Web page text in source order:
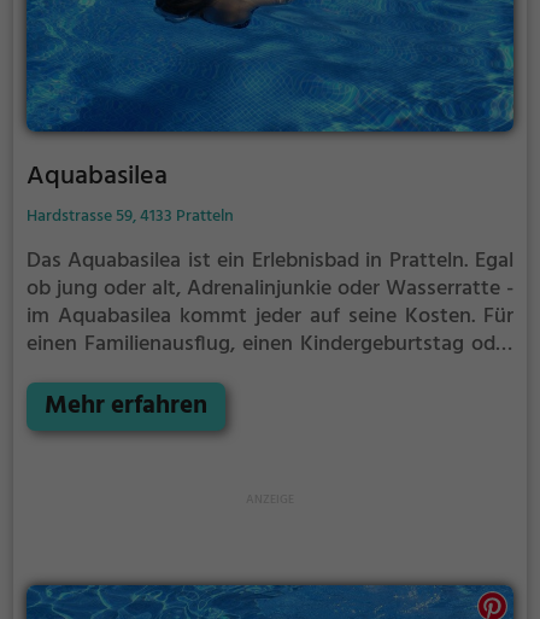
Aquabasilea
Hardstrasse 59, 4133 Pratteln
Das Aquabasilea ist ein Erlebnisbad in Pratteln. Egal
ob jung oder alt, Adrenalinjunkie oder Wasserratte -
im Aquabasilea kommt jeder auf seine Kosten. Für
einen Familienausflug, einen Kindergeburtstag oder
richtige Adresse.
Mehr erfahren